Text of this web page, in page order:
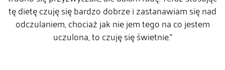
tę dietę czuję się bardzo dobrze i zastanawiam się nad
odczulaniem, chociaż jak nie jem tego na co jestem
uczulona, to czuję się świetnie.”